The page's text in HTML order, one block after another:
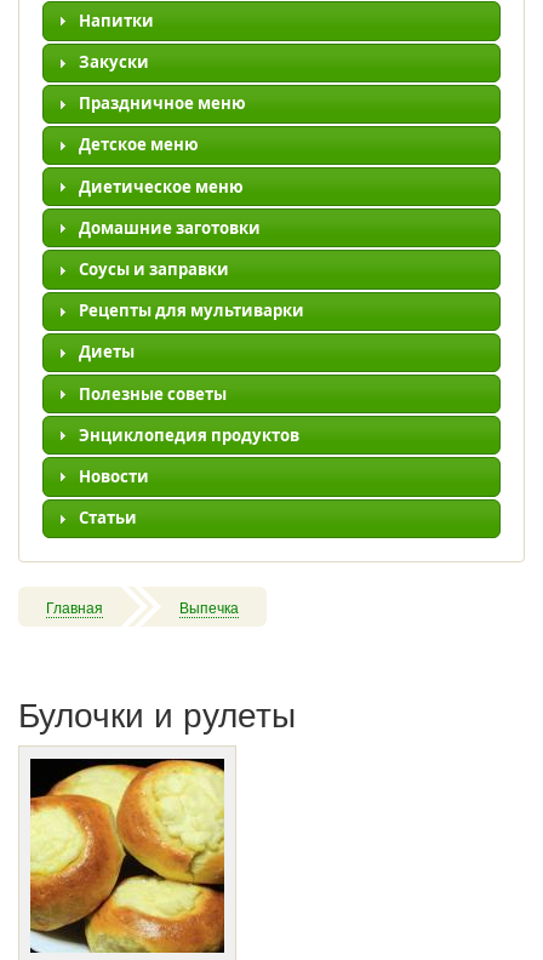
Напитки
Закуски
Праздничное меню
Детское меню
Диетическое меню
Домашние заготовки
Соусы и заправки
Рецепты для мультиварки
Диеты
Полезные советы
Энциклопедия продуктов
Новости
Статьи
Главная Выпечка
Булочки и рулеты